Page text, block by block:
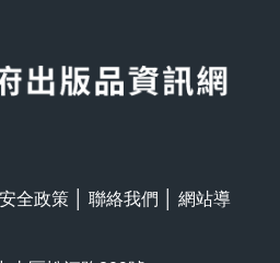
全政策 聯絡我們
網站導